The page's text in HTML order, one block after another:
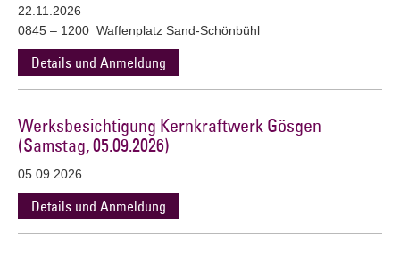
22.11.2026
0845 – 1200 Waffenplatz Sand-Schönbühl
Details und Anmeldung
Werksbesichtigung Kernkraftwerk Gösgen
(Samstag, 05.09.2026)
05.09.2026
Details und Anmeldung